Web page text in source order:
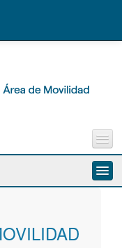
Incidencia vía pública
Sugerencias